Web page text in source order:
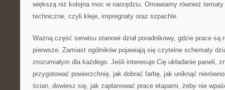
większą niż kolejna moc w narzędziu. Omawiamy również
techniczne, czyli kleje, impregnaty oraz szpachle.
Ważną część serwisu stanowi dział poradnikowy, gdzie prace są
pierwsze. Zamiast ogólników pojawiają się czytelne schematy
zrozumiałym dla każdego. Jeśli interesuje Cię układanie paneli,
przygotować powierzchnię, jak dobrać farbę, jak uniknąć
ścian, dowiesz się, jak zaplanować prace etapami, żeby nie